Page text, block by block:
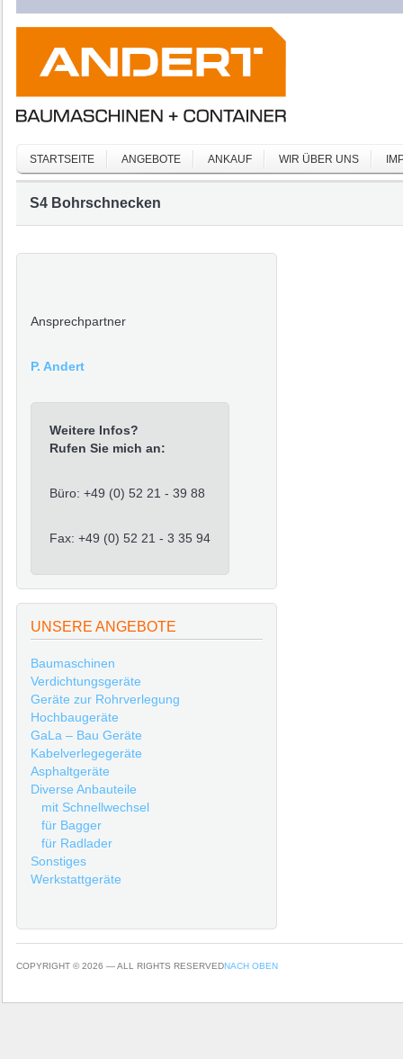
STARTSEITE ANGEBOTE ANKAUF WIR ÜBER UNS
S4 Bohrschnecken
Ansprechpartner
P. Andert
Weitere Infos?
Rufen Sie mich an:
Büro: +49 (0) 52 21 - 39 88
Fax: +49 (0) 52 21 - 3 35 94
UNSERE ANGEBOTE
Baumaschinen
Verdichtungsgeräte
Geräte zur Rohrverlegung
Hochbaugeräte
GaLa – Bau Geräte
Kabelverlegegeräte
Asphaltgeräte
Diverse Anbauteile
mit Schnellwechsel
für Bagger
für Radlader
Sonstiges
Werkstattgeräte
COPYRIGHT © 2026 — ALL RIGHTS RESERVEDNACH OBEN